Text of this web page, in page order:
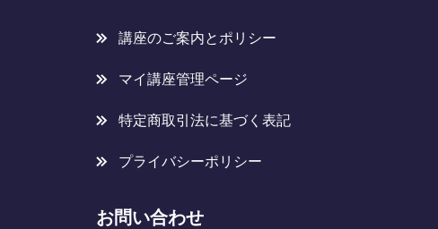
講座のご案内とポリシー
マイ講座管理ページ
特定商取引法に基づく表記
プライバシーポリシー
お問い合わせ